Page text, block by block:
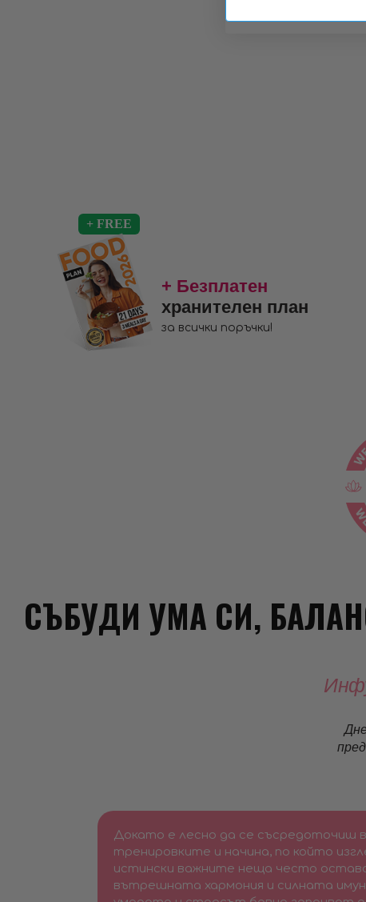
+ Безплатен
хранителен план
за всички поръчки!
СЪБУДИ УМА СИ,
Докато е лесно да се съсредоточиш
тренировките и начина, по който
истински важните неща често
вътрешната хармония и силната